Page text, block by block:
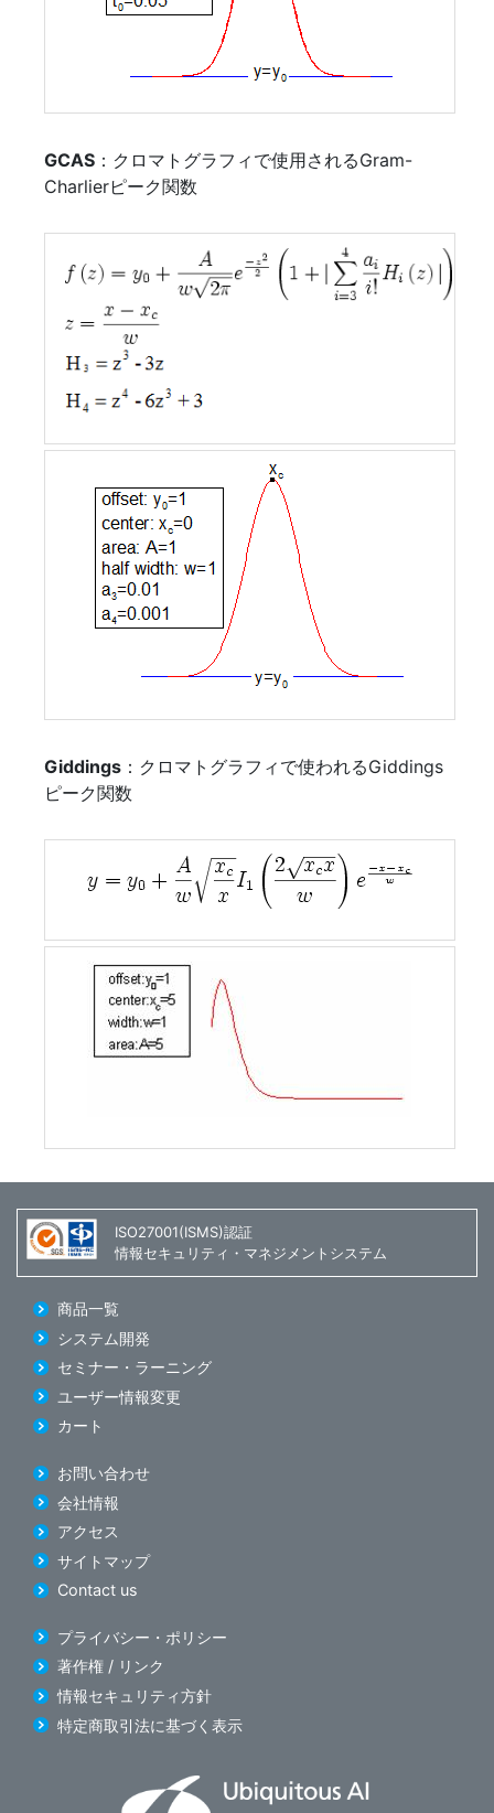
GCAS ：クロマトグラフィで使用されるGram-
Charlierピーク関数
Giddings ：クロマトグラフィで使われるGiddings
ピーク関数
ISO27001(ISMS)認証
情報セキュリティ・マネジメントシステム
商品一覧
システム開発
セミナー・ラーニング
ユーザー情報変更
カート
お問い合わせ
会社情報
アクセス
サイトマップ
Contact us
プライバシー・ポリシー
著作権 / リンク
情報セキュリティ方針
特定商取引法に基づく表示